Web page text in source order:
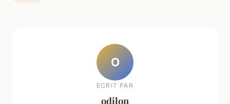
O
ECRIT PAR
odilon